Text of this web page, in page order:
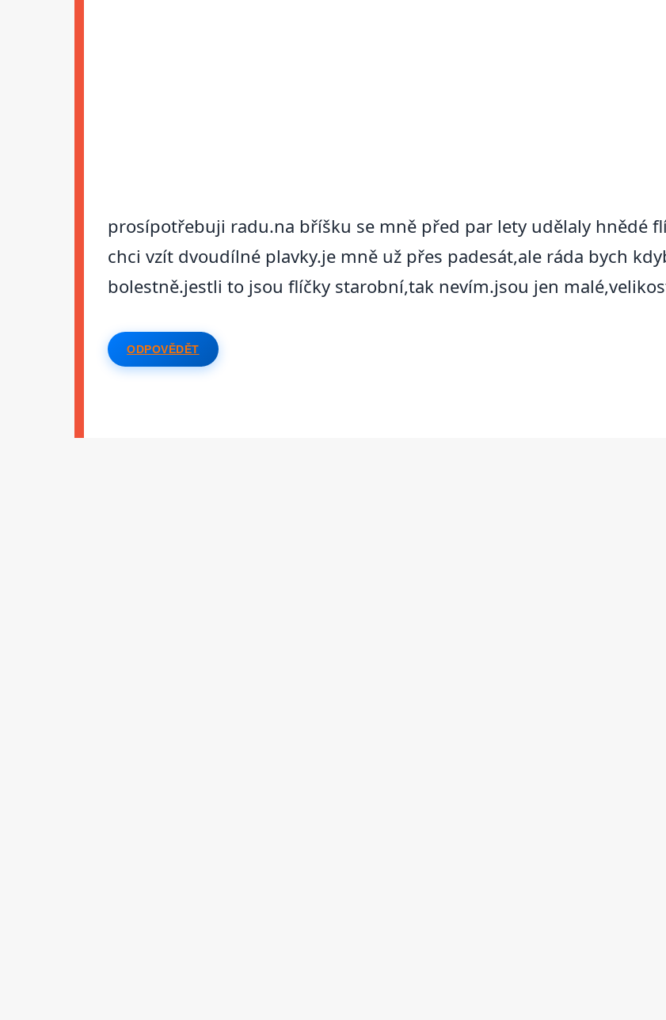
prosípotřebuji radu.na bříšku se mně před par lety udělaly hnědé
chci vzít dvoudílné plavky.je mně už přes padesát,ale ráda bych
bolestně.jestli to jsou flíčky starobní,tak nevím.jsou jen
ODPOVĚDĚT